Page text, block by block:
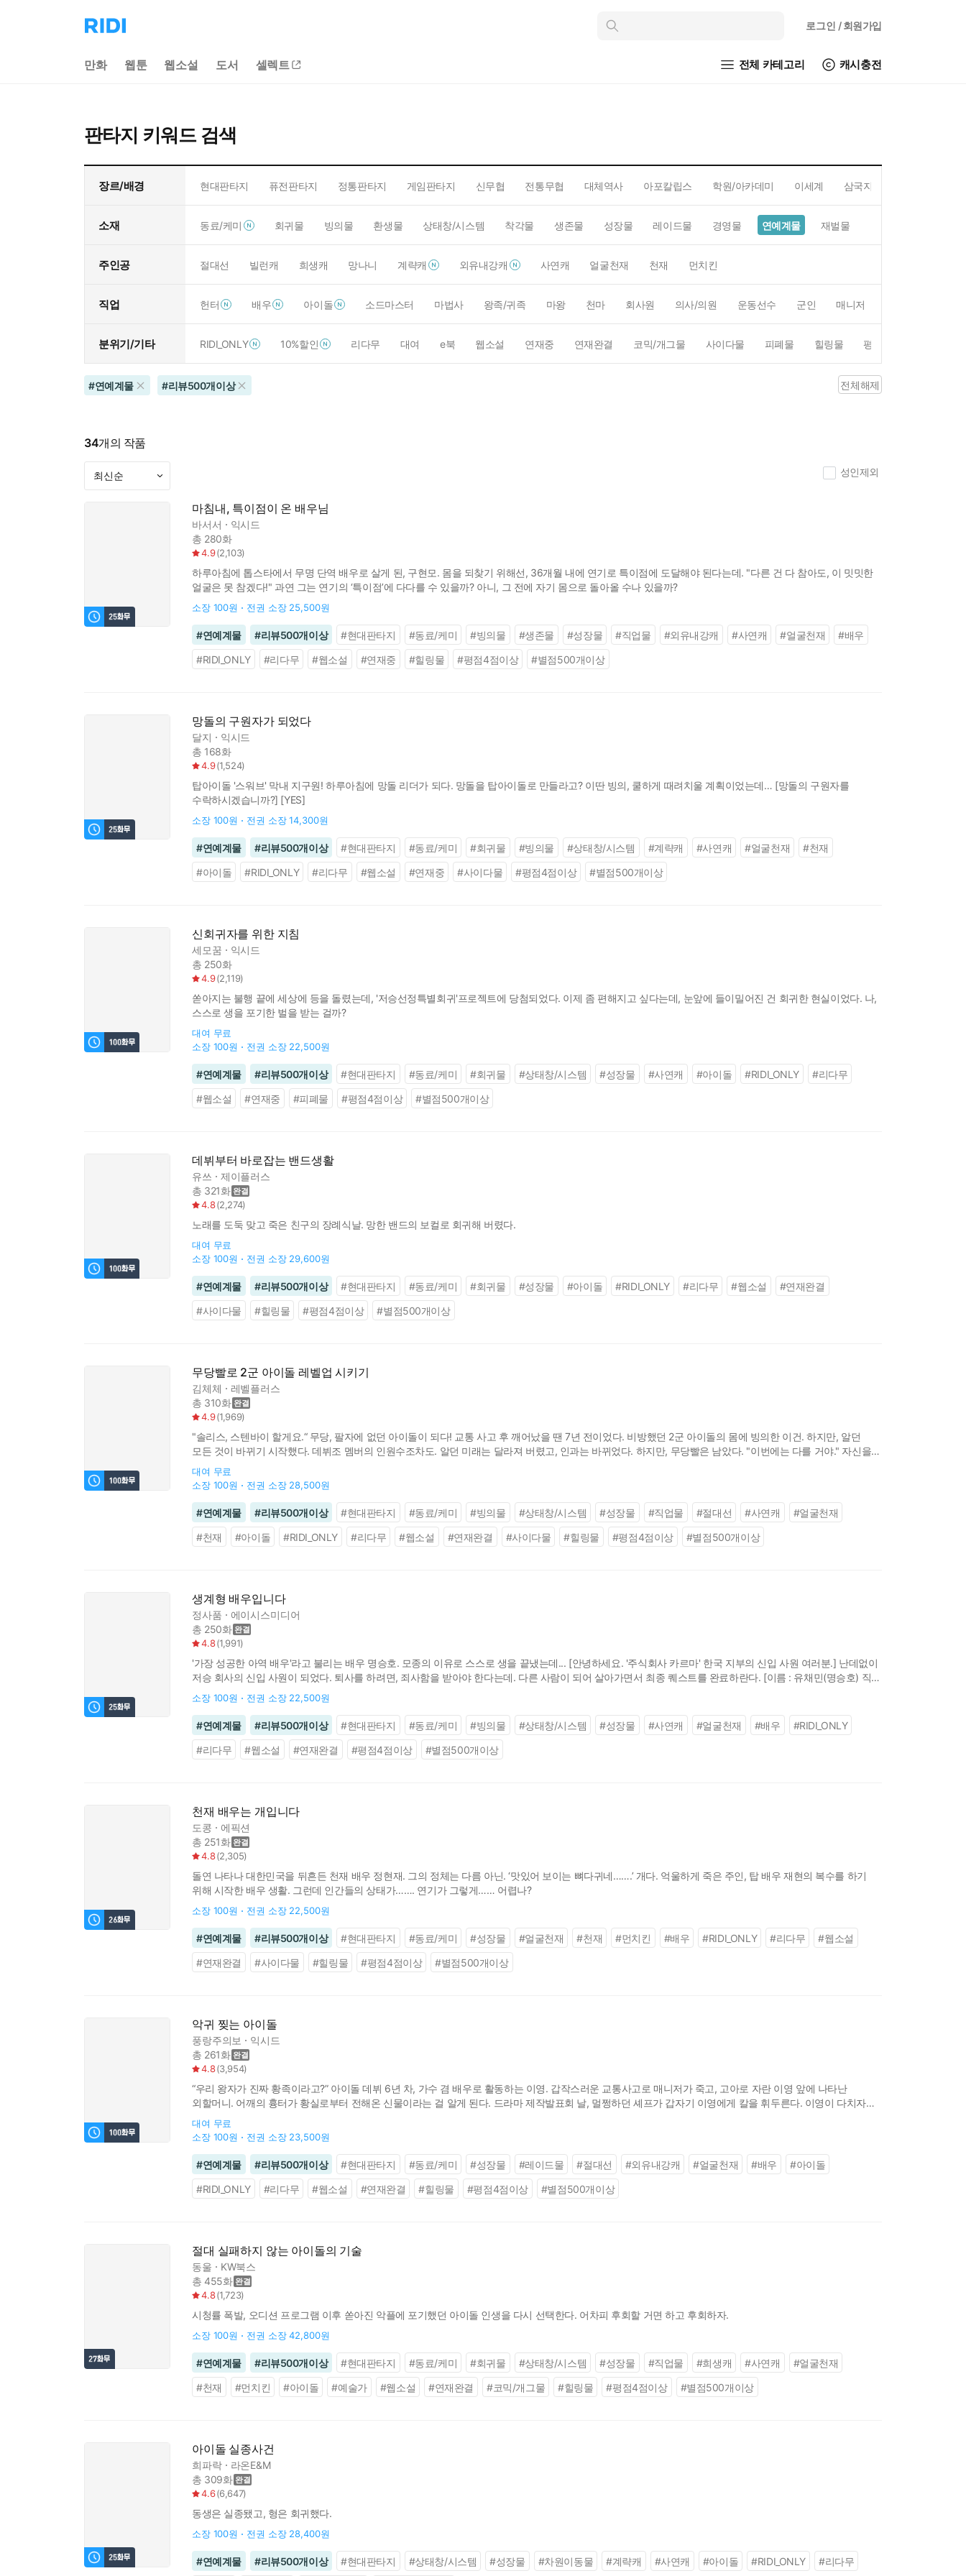
리
디
으
인
로그인 / 회원가입
만화 웹툰 웹소설 도서 셀렉트 전체 카테고리 캐시충전
판타지 키워드 검색
장르/배경 현대판타지 퓨전판타지 정통판타지 게임판타지 신무협 전통무협 대체역사 아포칼립스 학원/아카데미 이세계 삼국지
소재 동료/케미 회귀물 빙의물 환생물 상태창/시스템 착각물 생존물 성장물 레이드물 경영물 연예계물 재벌물
주인공 절대선 빌런캐 희생캐 망나니 계략캐 외유내강캐 사연캐 얼굴천재 천재 먼치킨
직업 헌터 배우 아이돌 소드마스터 마법사 왕족/귀족 마왕 천마 회사원 의사/의원 운동선수 군인 매니저
분위기/기타 RIDI_ONLY 10%할인 리다무 대여 e북 웹소설 연재중 연재완결 코믹/개그물 사이다물 피폐물 힐링물 평점4점이상
#연예계물 #리뷰500개이상 전체해제
34개의 작품
성인제외
마침내, 특이점이 온 배우님
바서서
익시드
총 280화
4.9(2,103)
하루아침에 톱스타에서 무명 단역 배우로 살게 된, 구현모. 몸을 되찾기 위해선, 36개월 내에 연기로 특이점에 도달해야 된다는데. "다른 건 다 참아도, 이 밋밋한
얼굴은 못 참겠다!" 과연 그는 연기의 ‘특이점’에 다다를 수 있을까? 아니, 그 전에 자기 몸으로 돌아올 수나 있을까?
소장 100원 전권 소장 25,500원
#연예계물 #리뷰500개이상 #현대판타지 #동료/케미 #빙의물 #생존물 #성장물 #직업물 #외유내강캐 #사연캐 #얼굴천재 #배우
#RIDI_ONLY #리다무 #웹소설 #연재중 #힐링물 #평점4점이상 #별점500개이상
망돌의 구원자가 되었다
달지
익시드
총 168화
4.9(1,524)
탑아이돌 '스워브' 막내 지구원! 하루아침에 망돌 리더가 되다. 망돌을 탑아이돌로 만들라고? 이딴 빙의, 쿨하게 때려치울 계획이었는데… [망돌의 구원자를
수락하시겠습니까?] [YES]
소장 100원 전권 소장 14,300원
#연예계물 #리뷰500개이상 #현대판타지 #동료/케미 #회귀물 #빙의물 #상태창/시스템 #계략캐 #사연캐 #얼굴천재 #천재
#아이돌 #RIDI_ONLY #리다무 #웹소설 #연재중 #사이다물 #평점4점이상 #별점500개이상
신회귀자를 위한 지침
세모꿈
익시드
총 250화
4.9(2,119)
쏟아지는 불행 끝에 세상에 등을 돌렸는데, '저승선정특별회귀'프로젝트에 당첨되었다. 이제 좀 편해지고 싶다는데, 눈앞에 들이밀어진 건 회귀한 현실이었다. 나,
스스로 생을 포기한 벌을 받는 걸까?
대여 무료
소장 100원 전권 소장 22,500원
#연예계물 #리뷰500개이상 #현대판타지 #동료/케미 #회귀물 #상태창/시스템 #성장물 #사연캐 #아이돌 #RIDI_ONLY #리다무
#웹소설 #연재중 #피폐물 #평점4점이상 #별점500개이상
데뷔부터 바로잡는 밴드생활
유쓰
제이플러스
총 321화
4.8(2,274)
노래를 도둑 맞고 죽은 친구의 장례식날. 망한 밴드의 보컬로 회귀해 버렸다.
대여 무료
소장 100원 전권 소장 29,600원
#연예계물 #리뷰500개이상 #현대판타지 #동료/케미 #회귀물 #성장물 #아이돌 #RIDI_ONLY #리다무 #웹소설 #연재완결
#사이다물 #힐링물 #평점4점이상 #별점500개이상
무당빨로 2군 아이돌 레벨업 시키기
김체체
레벨플러스
총 310화
4.9(1,969)
"솔리스, 스텐바이 할게요.“ 무당, 팔자에 없던 아이돌이 되다! 교통 사고 후 깨어났을 땐 7년 전이었다. 비방했던 2군 아이돌의 몸에 빙의한 이건. 하지만, 알던
모든 것이 바뀌기 시작했다. 데뷔조 멤버의 인원수조차도. 알던 미래는 달라져 버렸고, 인과는 바뀌었다. 하지만, 무당빨은 남았다. "이번에는 다를 거야." 자신을
사주해 온갖 불법을 시킨 데다 신엄마까지 죽인 기업에 복수하다 죽었지만 과거로 돌아가 새로운 기회를 얻었다. 이제 우주
대여 무료
소장 100원 전권 소장 28,500원
#연예계물 #리뷰500개이상 #현대판타지 #동료/케미 #빙의물 #상태창/시스템 #성장물 #직업물 #절대선 #사연캐 #얼굴천재
#천재 #아이돌 #RIDI_ONLY #리다무 #웹소설 #연재완결 #사이다물 #힐링물 #평점4점이상 #별점500개이상
생계형 배우입니다
정사품
에이시스미디어
총 250화
4.8(1,991)
'가장 성공한 아역 배우'라고 불리는 배우 명승호. 모종의 이유로 스스로 생을 끝냈는데... [안녕하세요. '주식회사 카르마' 한국 지부의 신입 사원 여러분.] 난데없이
저승 회사의 신입 사원이 되었다. 퇴사를 하려면, 죄사함을 받아야 한다는데. 다른 사람이 되어 살아가면서 최종 퀘스트를 완료하란다. [이름 : 유채민(명승호) 직급
: 사원(F) 직업 : 배우(A→E) -퀘스트 난이도 조절을 위해 임시로 등급이 조정되었습니다. (?) 그런데 하
소장 100원 전권 소장 22,500원
#연예계물 #리뷰500개이상 #현대판타지 #동료/케미 #빙의물 #상태창/시스템 #성장물 #사연캐 #얼굴천재 #배우 #RIDI_ONLY
#리다무 #웹소설 #연재완결 #평점4점이상 #별점500개이상
천재 배우는 개입니다
도콩
에픽션
총 251화
4.8(2,305)
돌연 나타나 대한민국을 뒤흔든 천재 배우 정현재. 그의 정체는 다름 아닌. ‘맛있어 보이는 뼈다귀네…….’ 개다. 억울하게 죽은 주인, 탑 배우 재현의 복수를 하기
위해 시작한 배우 생활. 그런데 인간들의 상태가……. 연기가 그렇게…… 어렵나?
소장 100원 전권 소장 22,500원
#연예계물 #리뷰500개이상 #현대판타지 #동료/케미 #성장물 #얼굴천재 #천재 #먼치킨 #배우 #RIDI_ONLY #리다무 #웹소설
#연재완결 #사이다물 #힐링물 #평점4점이상 #별점500개이상
악귀 찢는 아이돌
풍랑주의보
익시드
총 261화
4.8(3,954)
“우리 왕자가 진짜 황족이라고?” 아이돌 데뷔 6년 차, 가수 겸 배우로 활동하는 이영. 갑작스러운 교통사고로 매니저가 죽고, 고아로 자란 이영 앞에 나타난
외할머니. 어깨의 흉터가 황실로부터 전해온 신물이라는 걸 알게 된다. 드라마 제작발표회 날, 멀쩡하던 셰프가 갑자기 이영에게 칼을 휘두른다. 이영이 다치자
나타난 빛나는 검. 그리고 머릿속으로 말을 걸어오는 누군가. 악귀가 사람에게 씌어 사고를 일으키고 다니자, 신물을 얻은 이영은 황족의
대여 무료
소장 100원 전권 소장 23,500원
#연예계물 #리뷰500개이상 #현대판타지 #동료/케미 #성장물 #레이드물 #절대선 #외유내강캐 #얼굴천재 #배우 #아이돌
#RIDI_ONLY #리다무 #웹소설 #연재완결 #힐링물 #평점4점이상 #별점500개이상
절대 실패하지 않는 아이돌의 기술
동울
KW북스
총 455화
4.8(1,723)
시청률 폭발, 오디션 프로그램 이후 쏟아진 악플에 포기했던 아이돌 인생을 다시 선택한다. 어차피 후회할 거면 하고 후회하자.
소장 100원 전권 소장 42,800원
#연예계물 #리뷰500개이상 #현대판타지 #동료/케미 #회귀물 #상태창/시스템 #성장물 #직업물 #희생캐 #사연캐 #얼굴천재
#천재 #먼치킨 #아이돌 #예술가 #웹소설 #연재완결 #코믹/개그물 #힐링물 #평점4점이상 #별점500개이상
아이돌 실종사건
희파락
라온E&M
총 309화
4.6(6,647)
동생은 실종됐고, 형은 회귀했다.
소장 100원 전권 소장 28,400원
#연예계물 #리뷰500개이상 #현대판타지 #상태창/시스템 #성장물 #차원이동물 #계략캐 #사연캐 #아이돌 #RIDI_ONLY #리다무